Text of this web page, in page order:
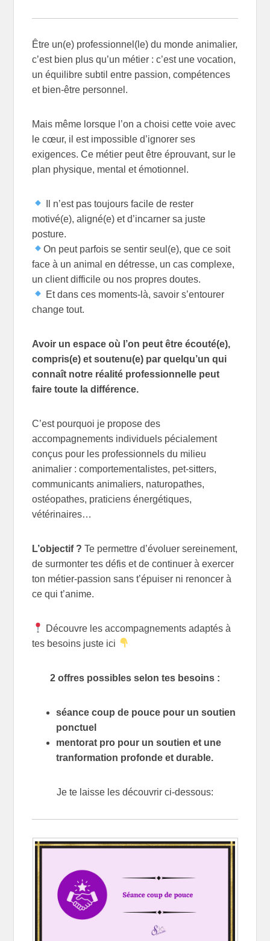
Être un(e) professionnel(le) du monde animalier,
c’est bien plus qu’un métier : c’est une vocation,
un équilibre subtil entre passion, compétences
et bien-être personnel.
Mais même lorsque l’on a choisi cette voie avec
le cœur, il est impossible d’ignorer ses
exigences. Ce métier peut être éprouvant, sur le
plan physique, mental et émotionnel.
Il n’est pas toujours facile de rester
motivé(e), aligné(e) et d’incarner sa juste
posture.
On peut parfois se sentir seul(e), que ce soit
face à un animal en détresse, un cas complexe,
un client difficile ou nos propres doutes.
Et dans ces moments-là, savoir s’entourer
change tout.
Avoir un espace où l’on peut être écouté(e),
compris(e) et soutenu(e) par quelqu’un qui
connaît notre réalité professionnelle peut
faire toute la différence.
C’est pourquoi je propose des
accompagnements individuels pécialement
conçus pour les professionnels du milieu
animalier : comportementalistes, pet-sitters,
communicants animaliers, naturopathes,
ostéopathes, praticiens énergétiques,
vétérinaires…
L’objectif ? Te permettre d’évoluer sereinement,
de surmonter tes défis et de continuer à exercer
ton métier-passion sans t’épuiser ni renoncer à
ce qui t’anime.
Découvre les accompagnements adaptés à
tes besoins juste ici
2 offres possibles selon tes besoins :
séance coup de pouce pour un soutien
ponctuel
mentorat pro pour un soutien et une
tranformation profonde et durable.
Je te laisse les découvrir ci-dessous: